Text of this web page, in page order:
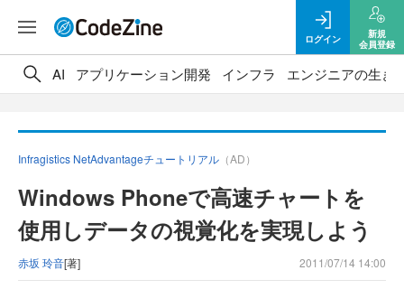
ログイン
新規
会員登録
AI アプリケーション開発 インフラ エンジニアの生き
Infragistics NetAdvantageチュートリアル （AD）
Windows Phoneで高速チャートを
使用しデータの視覚化を実現しよう
赤坂 玲音[著] 2011/07/14 14:00